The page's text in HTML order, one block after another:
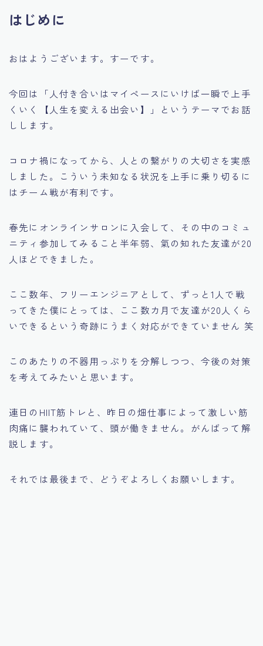
はじめに
おはようございます。すーです。
今回は「人付き合いはマイペースにいけば一瞬で上手
くいく【人生を変える出会い】」というテーマでお話
しします。
コロナ禍になってから、人との繋がりの大切さを実感
しました。こういう未知なる状況を上手に乗り切るに
はチーム戦が有利です。
春先にオンラインサロンに入会して、その中のコミュ
ニティ参加してみること半年弱、氣の知れた友達が20
人ほどできました。
ここ数年、フリーエンジニアとして、ずっと1人で戦
ってきた僕にとっては、ここ数カ月で友達が20人くら
いできるという奇跡にうまく対応ができていません 笑
このあたりの不器用っぷりを分解しつつ、今後の対策
を考えてみたいと思います。
連日のHIIT筋トレと、昨日の畑仕事によって激しい筋
肉痛に襲われていて、頭が働きません。がんばって解
説します。
それでは最後まで、どうぞよろしくお願いします。